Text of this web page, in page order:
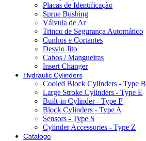
Placas de Identificação
Sprue Bushing
Válvula de Ar
Trinco de Segurança Automático
Cunhos e Cortantes
Desvio Jito
Cabos / Mangueiras
Insert Changer
Hydraulic Cylinders
Cooled Block Cylinders - Type B
Large Stroke Cylinders - Type E
Built-in Cylinder - Type F
Block Cylinders - Type A
Sensors - Type S
Cylinder Accessories - Type Z
Catalogo